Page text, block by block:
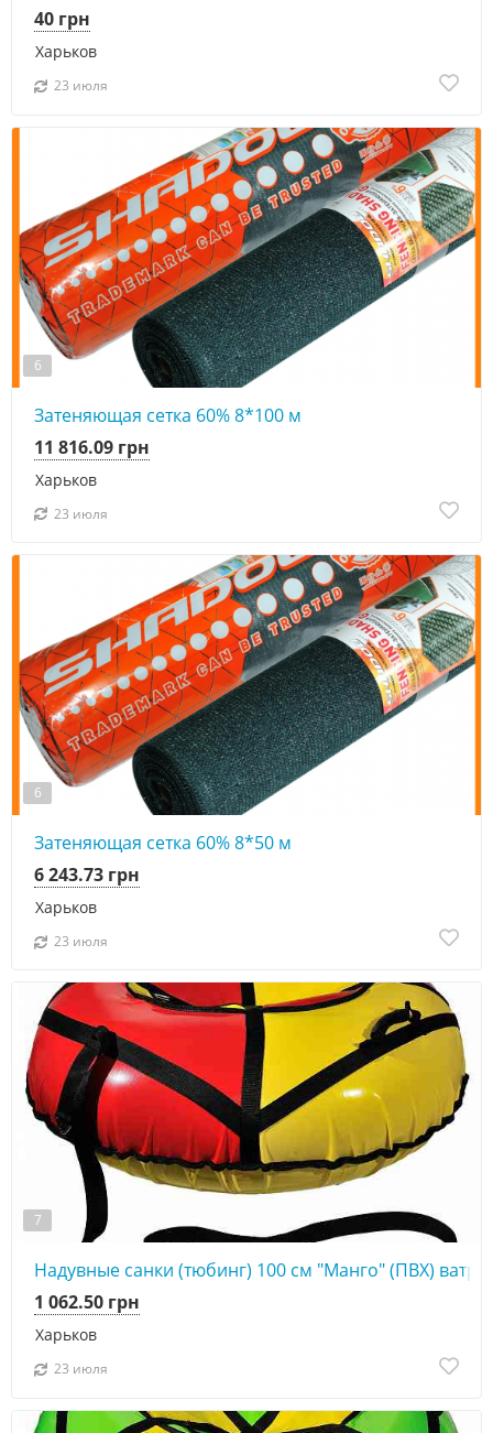
Харьков
40 грн
23 июля
6
Затеняющая сетка 60% 8*100 м
Харьков
11 816.09 грн
23 июля
6
Затеняющая сетка 60% 8*50 м
Харьков
6 243.73 грн
23 июля
7
Надувные санки (тюбинг) 100 см "Манго" (ПВХ)
Харьков
1 062.50 грн
23 июля